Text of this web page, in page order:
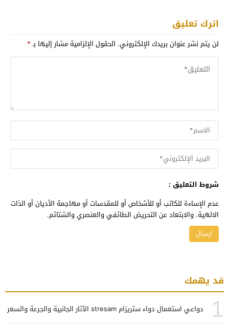
اترك تعليق
لن يتم نشر عنوان بريدك الإلكتروني. الحقول الإلزامية مشار إليها بـ*
شروط التعليق :
عدم الإساءة للكاتب أو للأشخاص أو للمقدسات أو مهاجمة الأديان أو الذات
الالهية. والابتعاد عن التحريض الطائفي والعنصري والشتائم.
قد يهمك
1 دواعي استعمال دواء ستريزام stresam الآثار الجانبية والجرعة والسعر